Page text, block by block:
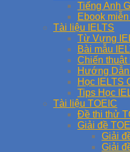
Tiếng Anh
Ebook
Tài liệu IELTS
Từ Vựng
Bài mẫu
Chiến thuật
Hướng
Học IELTS
Tips Học
Tài liệu TOEIC
Đề thi thử
Giải đề
Giải
Giải